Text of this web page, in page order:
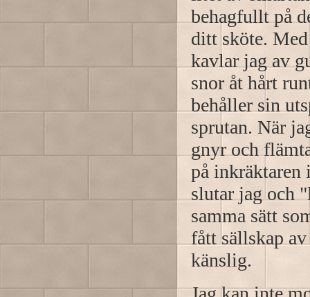
behagfullt på
ditt sköte.
kavlar jag av
snor åt hårt
behåller sin
sprutan. När
gnyr och
på
slutar jag och
samma sätt
fått sällskap
känslig.